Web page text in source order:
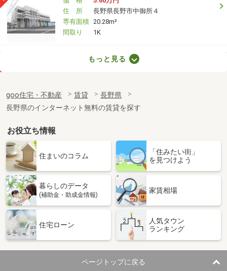
住 所
長野県長野市中御所４
専有面積 20.28m²
間取り
1K
長野県塩尻市大字広丘高出
専有面積
26.49m²
間取り
1K
長野県須坂市大字須坂
価 格
6.20万円
長野県須坂市大字須坂
専有面積 20.81m²
間取り
長野県長野市大字稲葉
住 所
長野県長野市大字稲葉
専有面積 26.08m²
間取り
1K
もっと見る
goo住宅・不動産 賃貸
長野県
長野県のインターネット無料の賃貸を探す
お役立ち情報
住まいのコラム
「住みたい街」
を見つけよう
暮らしのデータ
(補助金・助成金情報)
家賃相場
住宅ローン
人気タウン
ランキング
ページトップに戻る